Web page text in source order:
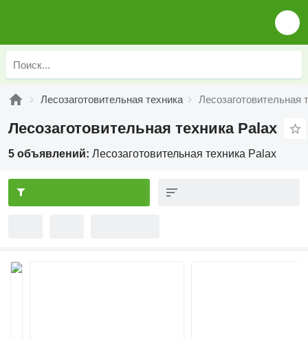
Лесозаготовительная техника Лесозаготовительная
Лесозаготовительная техника Palax
5 объявлений: Лесозаготовительная техника Palax